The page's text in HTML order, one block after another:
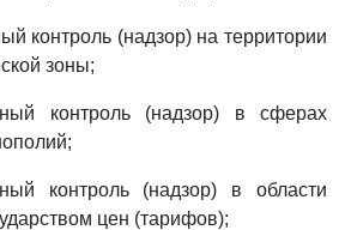
контроль (надзор) на территории
зоны;
контроль (надзор) в сферах
контроль (надзор) в области
цен (тарифов);